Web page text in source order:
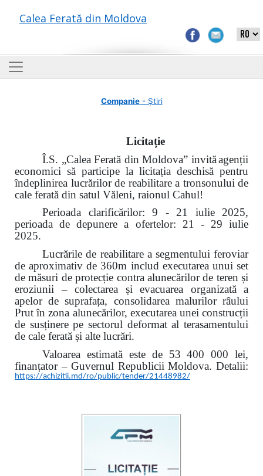
Calea Ferată din Moldova
Companie- Știri
Licitație
Î.S. „Calea Ferată din Moldova” invităagenții
economici să participe la licitația deschisă pentru
îndeplinirea lucrărilor de reabilitare a tronsonului de
cale ferată din satul Văleni, raionul Cahul!
Perioada clarificărilor: 9 - 21 iulie 2025,
perioada de depunere a ofertelor: 21 - 29 iulie
2025.
Lucrările de reabilitare a segmentului feroviar
de aproximativ de 360m includ executarea unui set
de măsuri de protecție contra alunecărilor de teren și
eroziunii – colectarea și evacuarea organizată a
apelor de suprafața, consolidarea malurilor râului
Prut în zona alunecărilor, executarea unei construcții
de susținere pe sectorul deformat al terasamentului
de cale ferată și alte lucrări.
Valoarea estimată este de 53 400 000 lei,
finanțator – Guvernul Republicii Moldova. Detalii:
https://achizitii.md/ro/public/tender/21448982/